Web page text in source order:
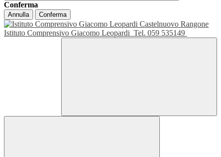
Conferma
Annulla Conferma
Istituto Comprensivo Giacomo Leopardi Tel. 059 535149